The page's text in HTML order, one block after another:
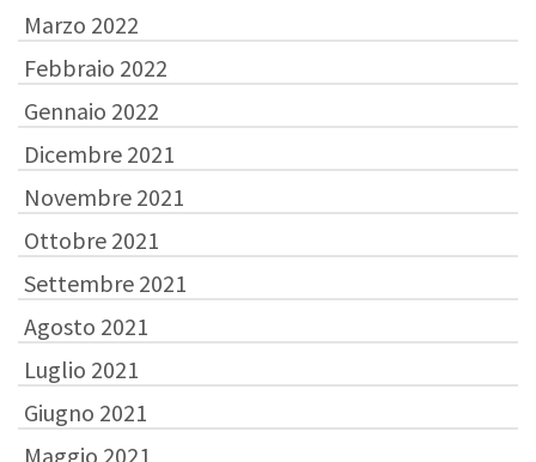
Marzo 2022
Febbraio 2022
Gennaio 2022
Dicembre 2021
Novembre 2021
Ottobre 2021
Settembre 2021
Agosto 2021
Luglio 2021
Giugno 2021
Maggio 2021